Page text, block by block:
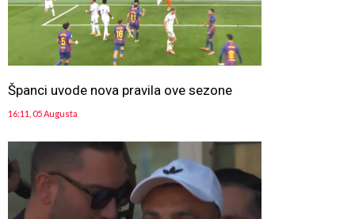
Španci uvode nova pravila ove sezone
16:11, 05 Augusta